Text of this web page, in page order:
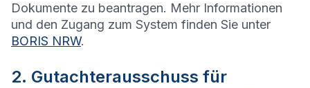
Dokumente zu beantragen. Mehr Informationen
und den Zugang zum System finden Sie unter
BORIS NRW.
2. Gutachterausschuss für